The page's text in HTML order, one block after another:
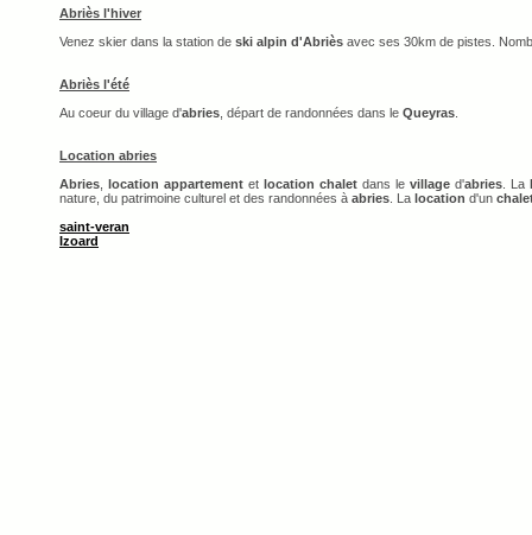
Abriès l'hiver
Venez skier dans la station de ski alpin d'Abriès avec ses 30km de pistes.
Abriès l'été
Au coeur du village d'abries , départ de randonnées dans le Queyras
Location abries
Abries ,location appartement etlocation chalet dans levillage d'abries . La
nature, du patrimoine culturel et des randonnées à abries . La location d'un
saint-veran
Izoard